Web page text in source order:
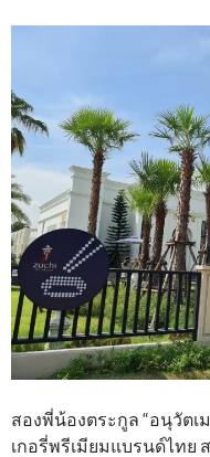
สองพี่น้องตระกูล “อนุวัตเ
เกอรี่พรีเมียมแบรนด์ไทย